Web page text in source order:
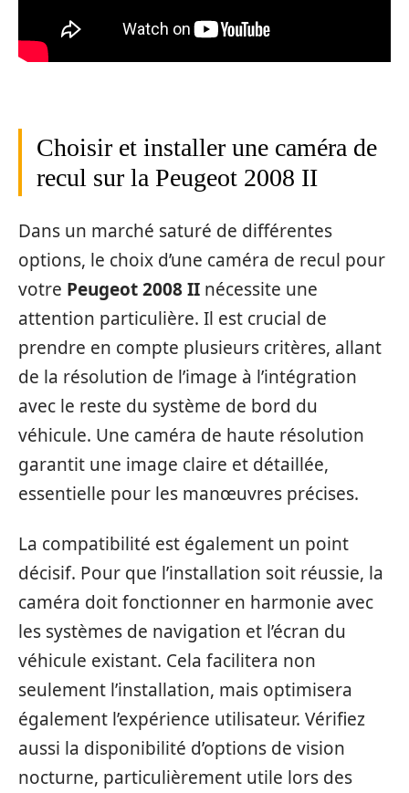
Choisir et installer une caméra de
recul sur la Peugeot 2008 II
Dans un marché saturé de différentes
options, le choix d’une caméra de recul pour
votre Peugeot 2008 II nécessite une
attention particulière. Il est crucial de
prendre en compte plusieurs critères, allant
de la résolution de l’image à l’intégration
avec le reste du système de bord du
véhicule. Une caméra de haute résolution
garantit une image claire et détaillée,
essentielle pour les manœuvres précises.
La compatibilité est également un point
décisif. Pour que l’installation soit réussie, la
caméra doit fonctionner en harmonie avec
les systèmes de navigation et l’écran du
véhicule existant. Cela facilitera non
seulement l’installation, mais optimisera
également l’expérience utilisateur. Vérifiez
aussi la disponibilité d’options de vision
nocturne, particulièrement utile lors des